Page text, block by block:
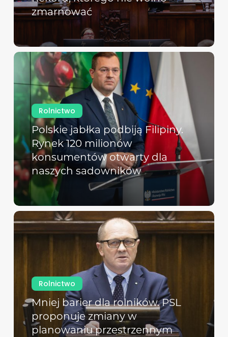
zmarnować
Rolnictwo
Polskie jabłka podbiją Filipiny.
Rynek 120 milionów
konsumentów otwarty dla
naszych sadowników
Rolnictwo
Mniej barier dla rolników. PSL
proponuje zmiany w
planowaniu przestrzennym